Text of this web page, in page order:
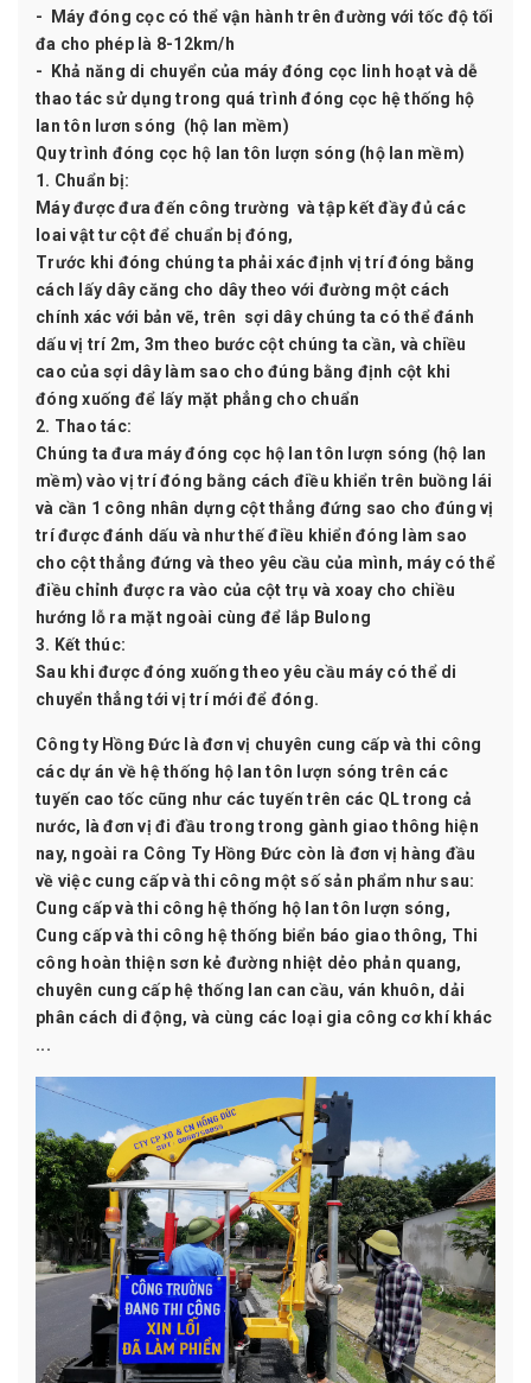
- Máy đóng cọc có thể vận hành trên đường với tốc độ tối
đa cho phép là 8-12km/h
- Khả năng di chuyển của máy đóng cọc linh hoạt và dễ
thao tác sử dụng trong quá trình đóng cọc hệ thống hộ
lan tôn lươn sóng (hộ lan mềm)
Quy trình đóng cọc hộ lan tôn lượn sóng (hộ lan mềm)
1. Chuẩn bị:
Máy được đưa đến công trường và tập kết đầy đủ các
loai vật tư cột để chuẩn bị đóng,
Trước khi đóng chúng ta phải xác định vị trí đóng bằng
cách lấy dây căng cho dây theo với đường một cách
chính xác với bản vẽ, trên sợi dây chúng ta có thể đánh
dấu vị trí 2m, 3m theo bước cột chúng ta cần, và chiều
cao của sợi dây làm sao cho đúng bằng định cột khi
đóng xuống để lấy mặt phẳng cho chuẩn
2. Thao tác:
Chúng ta đưa máy đóng cọc hộ lan tôn lượn sóng (hộ lan
mềm) vào vị trí đóng bằng cách điều khiển trên buồng lái
và cần 1 công nhân dựng cột thẳng đứng sao cho đúng vị
trí được đánh dấu và như thế điều khiển đóng làm sao
cho cột thẳng đứng và theo yêu cầu của mình, máy có thể
điều chỉnh được ra vào của cột trụ và xoay cho chiều
hướng lỗ ra mặt ngoài cùng để lắp Bulong
3. Kết thúc:
Sau khi được đóng xuống theo yêu cầu máy có thể di
chuyển thẳng tới vị trí mới để đóng.
Công ty Hồng Đức là đơn vị chuyên cung cấp và thi công
các dự án về hệ thống hộ lan tôn lượn sóng trên các
tuyến cao tốc cũng như các tuyến trên các QL trong cả
nước, là đơn vị đi đầu trong trong gành giao thông hiện
nay, ngoài ra Công Ty Hồng Đức còn là đơn vị hàng đầu
về việc cung cấp và thi công một số sản phẩm như sau:
Cung cấp và thi công hệ thống hộ lan tôn lượn sóng,
Cung cấp và thi công hệ thống biển báo giao thông, Thi
công hoàn thiện sơn kẻ đường nhiệt dẻo phản quang,
chuyên cung cấp hệ thống lan can cầu, ván khuôn, dải
phân cách di động, và cùng các loại gia công cơ khí khác
...